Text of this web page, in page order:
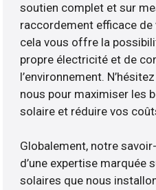
soutien complet et sur
raccordement efficace
cela vous offre la
propre électricité et de
l’environnement.
nous pour maximiser les
solaire et réduire vos
Globalement, notre
d’une expertise marquée
solaires que nous